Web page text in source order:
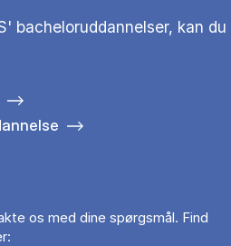
bacheloruddannelser, kan du
os med dine spørgsmål. Find